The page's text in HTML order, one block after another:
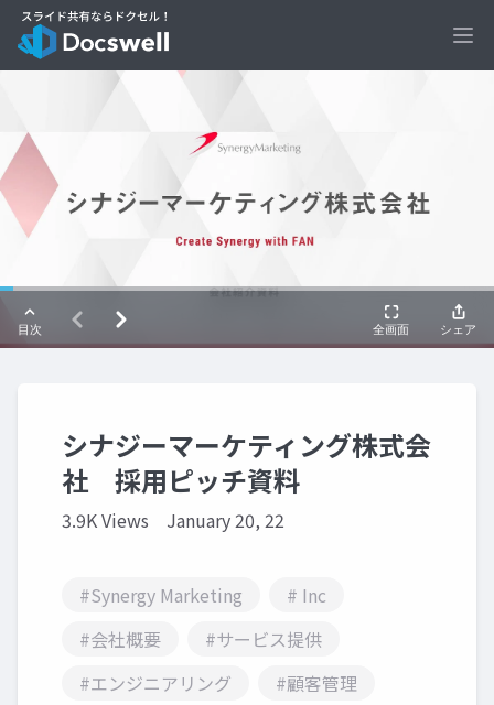
シナジーマーケティング株式会
社 採用ピッチ資料
3.9K Views January 20, 22
#Synergy Marketing
# Inc
#会社概要
#サービス提供
#エンジニアリング
#顧客管理